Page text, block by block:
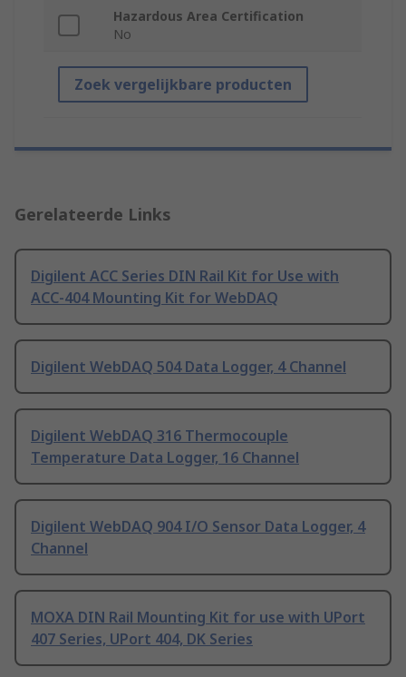
Hazardous Area Certification
No
Zoek vergelijkbare producten
Gerelateerde Links
Digilent ACC Series DIN Rail Kit for Use with
ACC-404 Mounting Kit for WebDAQ
Digilent WebDAQ 504 Data Logger, 4 Channel
Digilent WebDAQ 316 Thermocouple
Temperature Data Logger, 16 Channel
Digilent WebDAQ 904 I/O Sensor Data Logger, 4
Channel
MOXA DIN Rail Mounting Kit for use with UPort
407 Series, UPort 404, DK Series